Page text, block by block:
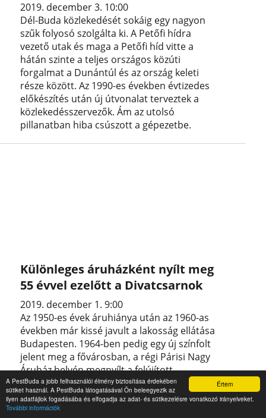
Értem
A PestBuda a jobb felhasználói élmény biztosítása érdekében
sütiket használ. A PestBuda látogatásával Ön beleegyezik az
ilyen adatfájlok fogadásába és elfogadja az adat- és sütikezelésre vonatkozó irányelveket.
További információk
2019. december 3. 10:00
Dél-Buda közlekedését sokáig egy nagyon
szűk folyosó szolgálta ki. A Petőfi hídra
vezető utak és maga a Petőfi híd vitte a
hátán szinte a teljes országos közúti
forgalmat a Dunántúl és az ország keleti
része között. Az 1990-es években évtizedes
előkészítés után új útvonalat terveztek a
közlekedésszervezők. Ám az utolsó
pillanatban hiba csúszott a gépezetbe.
Különleges áruházként nyílt meg
55 évvel ezelőtt a Divatcsarnok
2019. december 1. 9:00
Az 1950-es évek áruhiánya után az 1960-as
években már kissé javult a lakosság ellátása
Budapesten. 1964-ben pedig egy új színfolt
jelent meg a fővárosban, a régi Párisi Nagy
Áruház helyén megnyílt a felújított
Divatcsarnok.